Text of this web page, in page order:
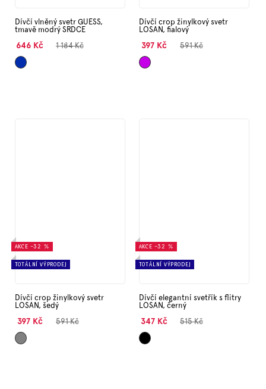
Dívčí vlněný svetr GUESS,
tmavě modrý SRDCE
646 Kč 1 184 Kč
Tmavě
Dívčí crop žinylkový svetr
LOSAN, fialový
397 Kč 591 Kč
Fialová
AKCE –32 %
TOTÁLNÍ VÝPRODEJ
Dívčí crop žinylkový svetr
LOSAN, šedý
397 Kč 591 Kč
Šedá
AKCE –32 %
TOTÁLNÍ VÝPRODEJ
Dívčí elegantní svetřík s flitry
LOSAN, černý
347 Kč 515 Kč
Černá